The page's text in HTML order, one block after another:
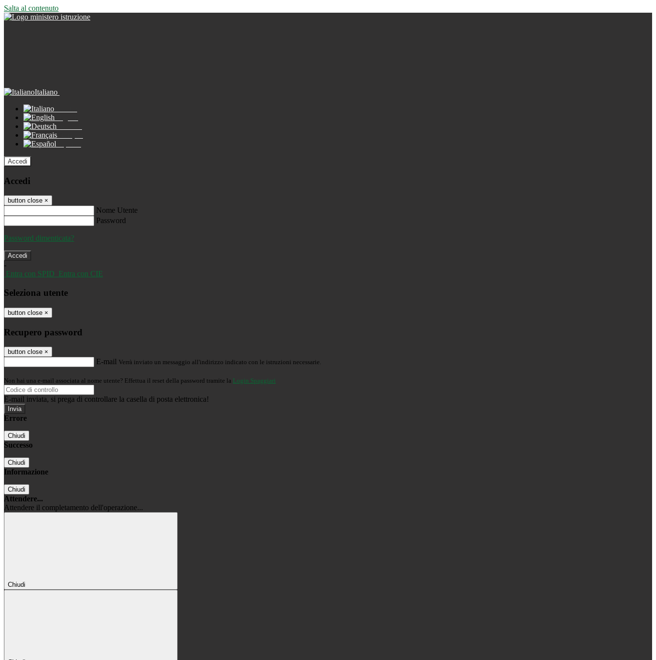
Salta al contenuto
Italiano
Accedi
Accedi
button close ×
Nome Utente
Password
Password dimenticata?
-
Entra con SPID Entra con CIE
Seleziona utente
button close ×
Recupero password
button close ×
E-mail Verrà inviato un messaggio all'indirizzo indicato con le istruzioni necessarie.
Non hai una e-mail associata al nome utente? Effettua il reset della password tramite la Login Spaggiari
E-mail inviata, si prega di controllare la casella di posta elettronica!
Errore
Chiudi
Successo
Chiudi
Informazione
Chiudi
Attendere...
Attendere il completamento dell'operazione...
Chiudi